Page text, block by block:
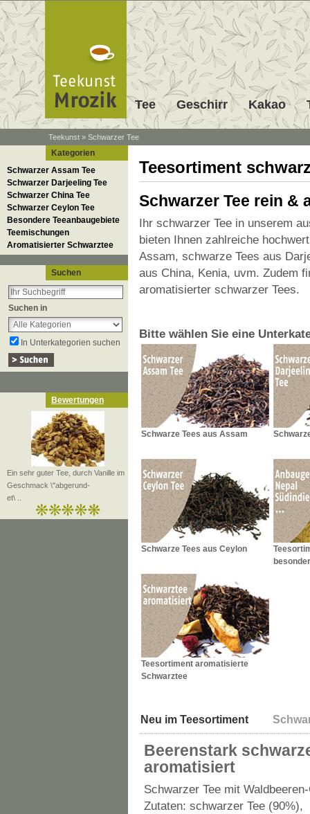
Tee Geschirr Kakao
Teekunst » Schwarzer Tee
Kategorien
Schwarzer Assam Tee
Schwarzer Darjeeling Tee
Schwarzer China Tee
Schwarzer Ceylon Tee
Besondere Teeanbaugebiete
Teemischungen
Aromatisierter Schwarztee
Suchen
Suchen in
In Unterkategorien suchen
Bewertungen
Ein sehr guter Tee, durch Vanille im
Geschmack \"abgerund-
et\ ..
Teesortiment
Schwarzer Tee rein &
Ihr schwarzer Tee in unserem
bieten Ihnen zahlreiche
Assam, schwarze Tees aus
aus China, Kenia, uvm. Zudem
aromatisierter schwarzer Tees.
Onlineshop schwarzen Tee aus
und auch edlen schwarzen Tee
Bitte wählen Sie eine
Schwarze Tees aus Assam
Schwarze Tees aus Ceylon
Teesortiment aromatisierte
Schwarztee
Neu im Teesortiment
Beerenstark
aromatisiert
Schwarzer Tee mit
Zutaten: schwarzer Tee (90%),